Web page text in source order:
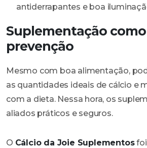
antiderrapantes e boa
Suplementação
prevenção
Mesmo com boa alimentação,
as quantidades ideais de cálcio e
com a dieta. Nessa hora, os
aliados práticos e seguros.
O Cálcio da Joie Suplementosfoi